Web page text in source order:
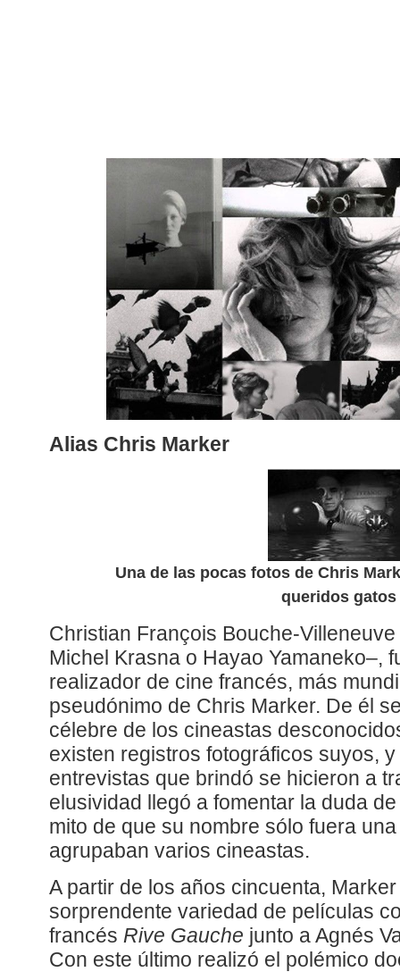
Alias Chris Marker
Una de las pocas fotos de Chris
queridos gatos
Christian François Bouche-
Michel Krasna o Hayao Yamaneko–,
realizador de cine francés, más
pseudónimo de Chris Marker. De él
célebre de los cineastas
existen registros fotográficos suyos,
entrevistas que brindó se hicieron a
elusividad llegó a fomentar la duda
mito de que su nombre sólo fuera
agrupaban varios cineastas.
A partir de los años cincuenta,
sorprendente variedad de películas
francés Rive Gauche junto a Agnés
Con este último realizó el polémico